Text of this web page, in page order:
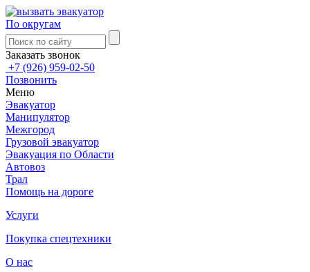
По округам
Заказать звонок
+7 (926) 959-02-50
Позвонить
Меню
Эвакуатор
Манипулятор
Межгород
Грузовой эвакуатор
Эвакуация по Области
Автовоз
Трал
Помощь на дороге
Услуги
Покупка спецтехники
О нас